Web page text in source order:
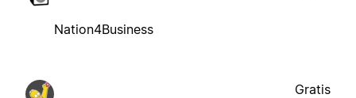
Nation4Business
Gratis